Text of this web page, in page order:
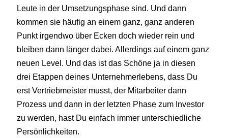
Leute in der Umsetzungsphase sind. Und dann
kommen sie häufig an einem ganz, ganz anderen
Punkt irgendwo über Ecken doch wieder rein und
bleiben dann länger dabei. Allerdings auf einem ganz
neuen Level. Und das ist das Schöne ja in diesen
drei Etappen deines Unternehmerlebens, dass Du
erst Vertriebmeister musst, der Mitarbeiter dann
Prozess und dann in der letzten Phase zum Investor
zu werden, hast Du einfach immer unterschiedliche
Persönlichkeiten.